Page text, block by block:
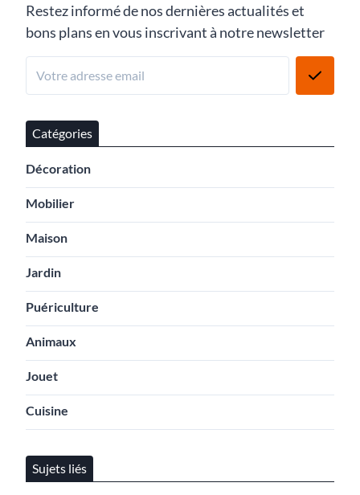
Restez informé de nos dernières actualités et
bons plans en vous inscrivant à notre newsletter
Catégories
Décoration
Mobilier
Maison
Jardin
Puériculture
Animaux
Jouet
Cuisine
Sujets liés